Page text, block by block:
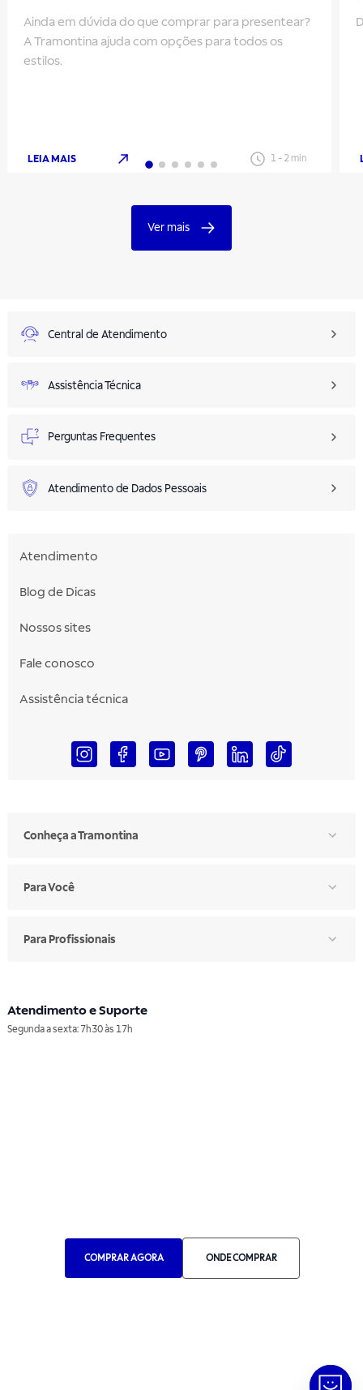
COMPRAR AGORA ONDE COMPRAR
Ainda em dúvida do que comprar para presentear?
A Tramontina ajuda com opções para todos os
estilos.
LEIA MAIS 1- 2 min
Ver mais
Central de Atendimento
Assistência Técnica
Perguntas Frequentes
Atendimento de Dados Pessoais
Atendimento
Blog de Dicas
Nossos sites
Fale conosco
Assistência técnica
Conheça a Tramontina
Para Você
Para Profissionais
Atendimento e Suporte
Segunda a sexta: 7h30 às 17h